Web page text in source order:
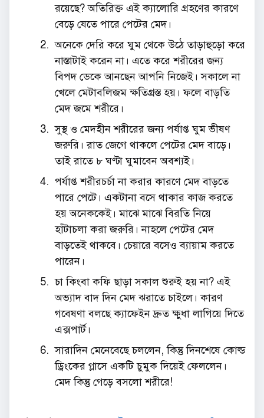
রয়েছে? অতিরিক্ত এই ক্যালোরি গ্রহণের কারণে
বেড়ে যেতে পারে পেটের মেদ।
অনেকে দেরি করে ঘুম থেকে উঠে তাড়াহুড়ো করে
নাস্তাটাই করেন না। এতে করে শরীরের জন্য
বিপদ ডেকে আনছেন আপনি নিজেই। সকালে না
খেলে মেটাবলিজম ক্ষতিগ্রস্ত হয়। ফলে বাড়তি
মেদ জমে শরীরে।
সুস্থ ও মেদহীন শরীরের জন্য পর্যাপ্ত ঘুম ভীষণ
জরুরি। রাত জেগে থাকলে পেটের মেদ বাড়ে।
তাই রাতে ৮ ঘণ্টা ঘুমাবেন অবশ্যই।
পর্যাপ্ত শরীরচর্চা না করার কারণে মেদ বাড়তে
পারে পেটে। একটানা বসে থাকার কাজ করতে
হয় অনেককেই। মাঝে মাঝে বিরতি নিয়ে
হাঁটাচলা করা জরুরি। নাহলে পেটের মেদ
বাড়তেই থাকবে। চেয়ারে বসেও ব্যায়াম করতে
পারেন।
চা কিংবা কফি ছাড়া সকাল শুরুই হয় না? এই
অভ্যাদ বাদ দিন মেদ ঝরাতে চাইলে। কারণ
গবেষণা বলছে ক্যাফেইন দ্রুত ক্ষুধা লাগিয়ে দিতে
এক্সপার্ট।
সারাদিন মেনেবেছে চললেন, কিন্তু দিনশেষে কোল্ড
ড্রিংকের গ্লাসে একটি চুমুক দিয়েই ফেললেন।
মেদ কিন্তু গেড়ে বসলো শরীরে!